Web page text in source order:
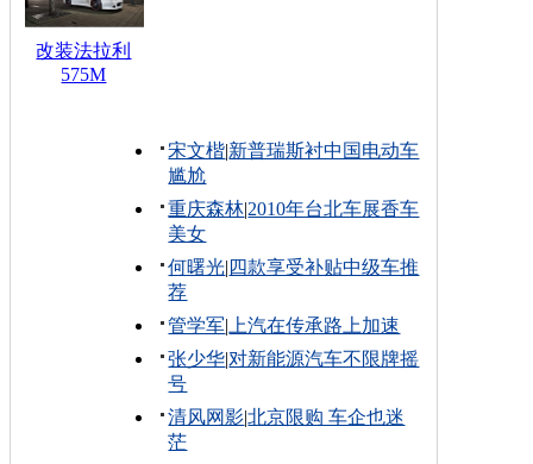
改装法拉利
575M
宋文楷|新普瑞斯衬中国电动车
尴尬
重庆森林|2010年台北车展香车
美女
何曙光| 四款享受补贴中级车推
荐
管学军| 上汽在传承路上加速
张少华|对新能源汽车不限牌摇
号
清风网影|北京限购 车企也迷
茫